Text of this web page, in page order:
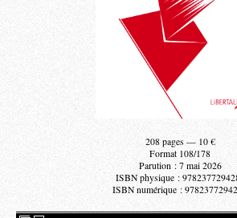
208 pages — 10 €
Format 108/178
Parution : 7 mai 2026
ISBN physique :
ISBN numérique :